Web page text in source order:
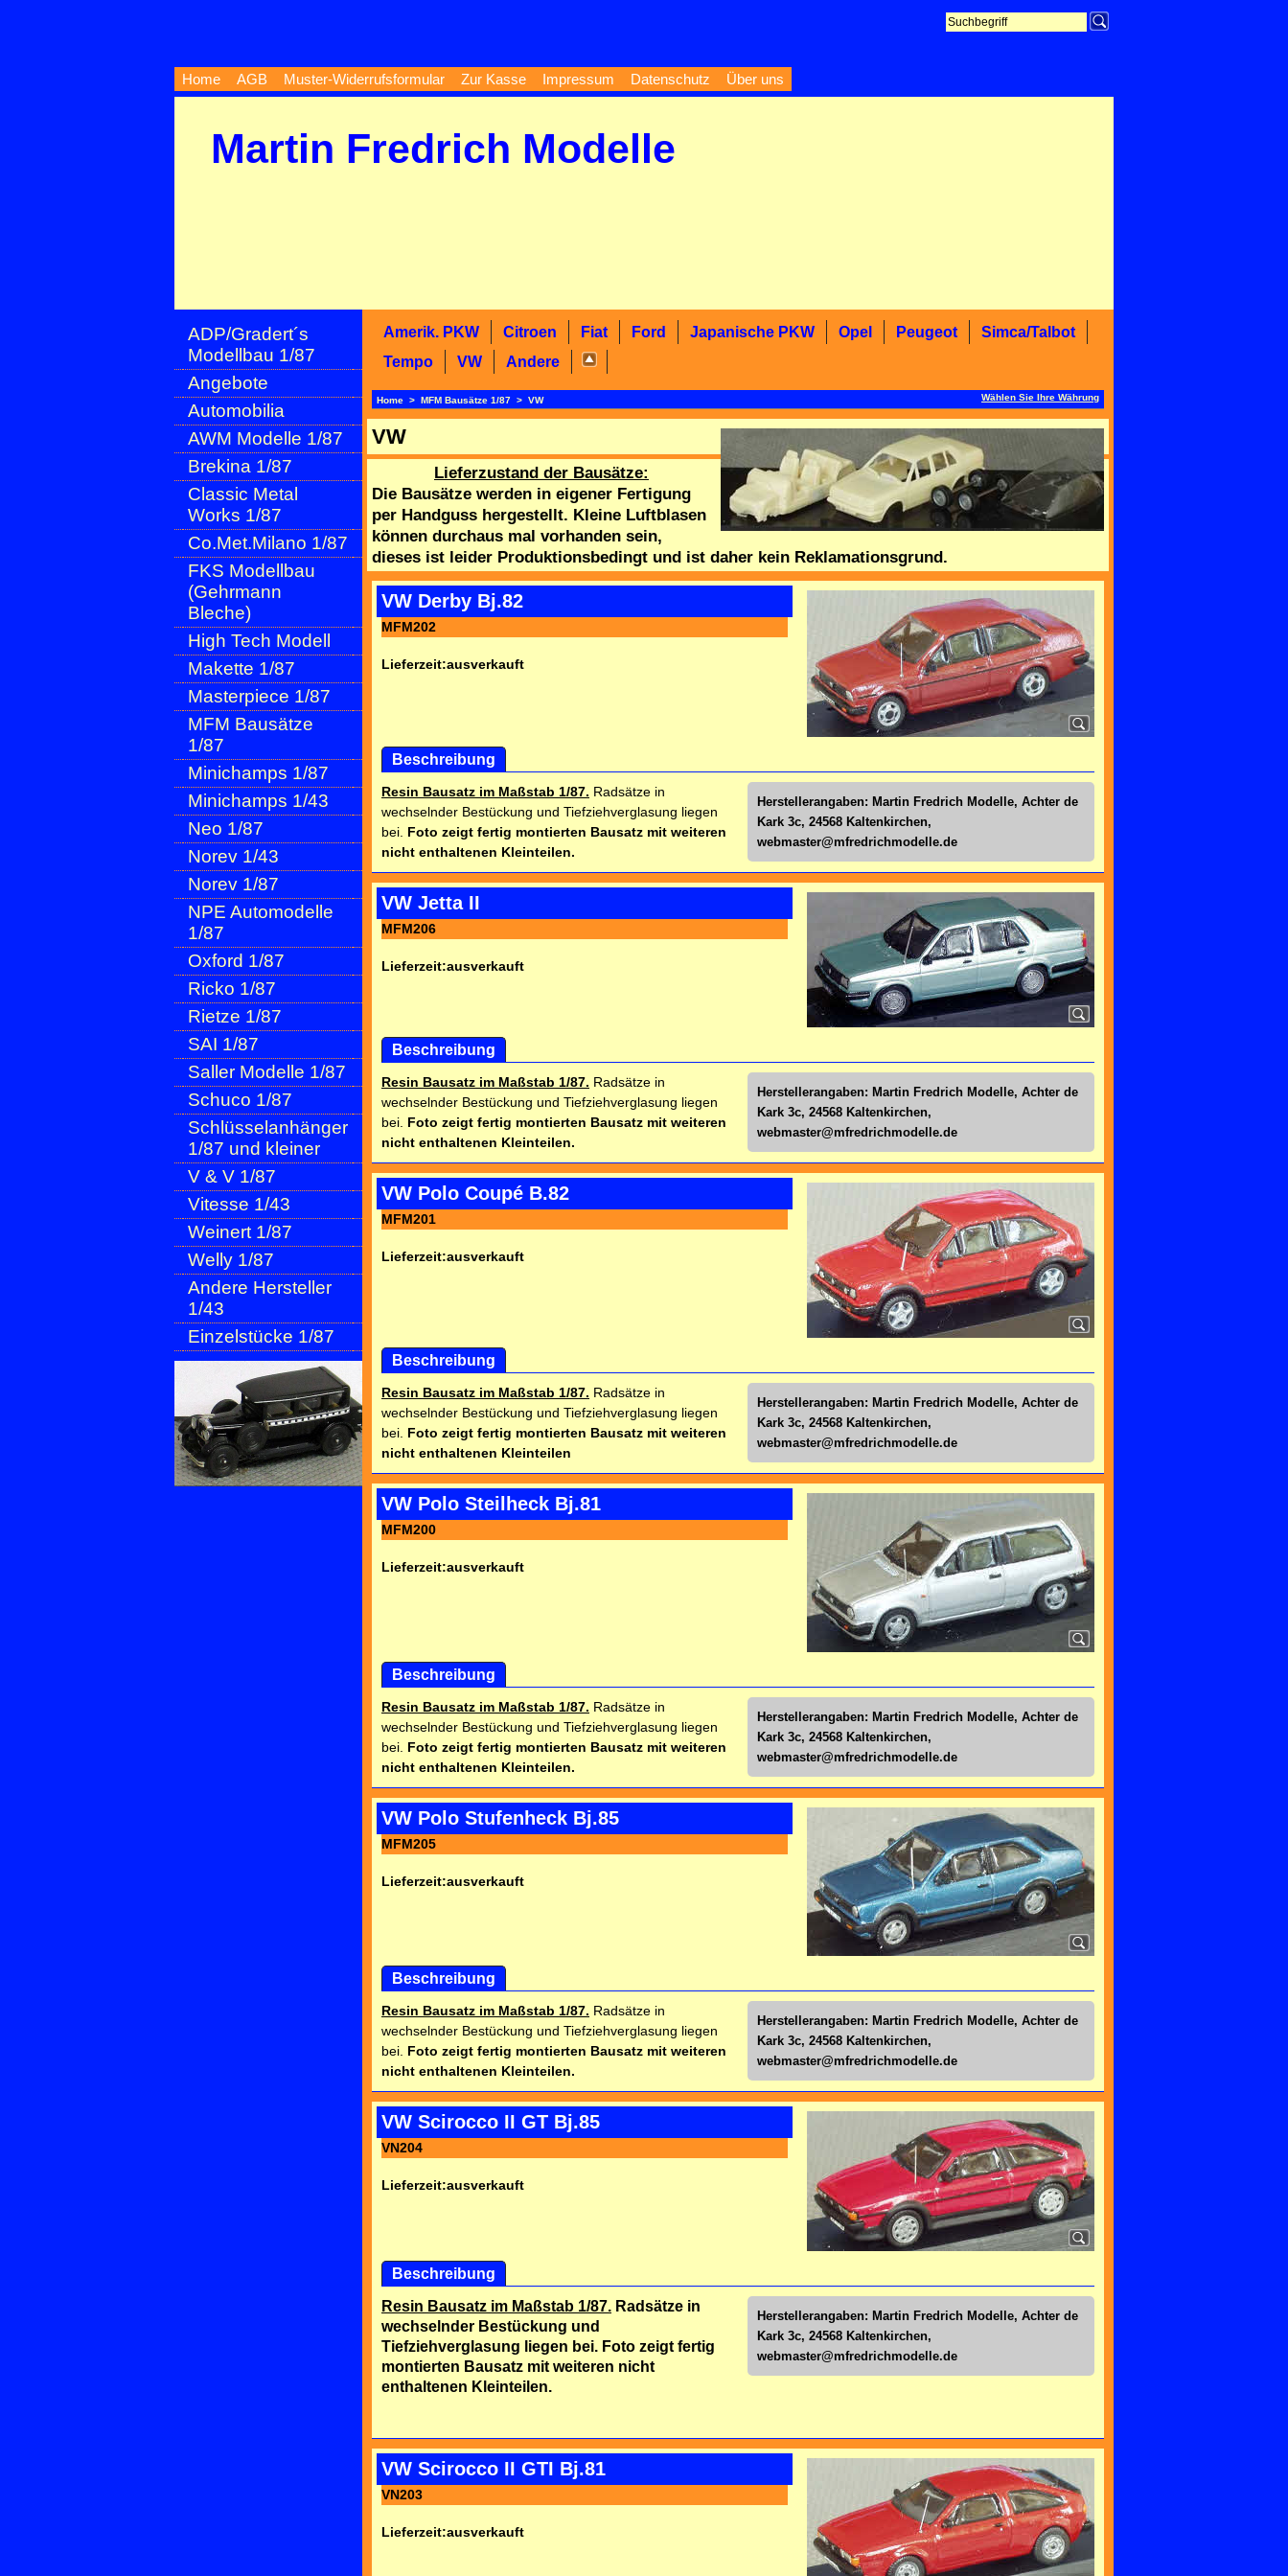
Martin Fredrich Modelle
Home AGB Muster-Widerrufsformular Zur Kasse Impressum Datenschutz Über uns
ADP/Gradert´s
Modellbau 1/87
Angebote
Automobilia
AWM Modelle 1/87
Brekina 1/87
Classic Metal
Works 1/87
Co.Met.Milano 1/87
FKS Modellbau
(Gehrmann
Bleche)
High Tech Modell
Makette 1/87
Masterpiece 1/87
MFM Bausätze
1/87
Minichamps 1/87
Minichamps 1/43
Neo 1/87
Norev 1/43
Norev 1/87
NPE Automodelle
1/87
Oxford 1/87
Ricko 1/87
Rietze 1/87
SAI 1/87
Saller Modelle 1/87
Schuco 1/87
Schlüsselanhänger
1/87 und kleiner
V & V 1/87
Vitesse 1/43
Weinert 1/87
Welly 1/87
Andere Hersteller
1/43
Einzelstücke 1/87
Amerik. PKW Citroen Fiat Ford Japanische PKW Opel Peugeot
Simca/Talbot
Tempo
VW Andere
Home > MFM Bausätze 1/87 > VW Wählen Sie Ihre Währung
VW
Lieferzustand der Bausätze:
Die Bausätze werden in eigener Fertigung
per Handguss hergestellt. Kleine Luftblasen
können durchaus mal vorhanden sein,
dieses ist leider Produktionsbedingt und ist daher kein Reklamationsgrund.
VW Derby Bj.82
MFM202
Lieferzeit:ausverkauft
Beschreibung
Herstellerangaben: Martin Fredrich Modelle, Achter de
Kark 3c, 24568 Kaltenkirchen,
webmaster@mfredrichmodelle.de
Resin Bausatz im Maßstab 1/87. Radsätze in
wechselnder Bestückung und Tiefziehverglasung liegen
bei. Foto zeigt fertig montierten Bausatz mit weiteren
nicht enthaltenen Kleinteilen.
VW Jetta II
MFM206
Lieferzeit:ausverkauft
Beschreibung
Herstellerangaben: Martin Fredrich Modelle, Achter de
Kark 3c, 24568 Kaltenkirchen,
webmaster@mfredrichmodelle.de
Resin Bausatz im Maßstab 1/87. Radsätze in
wechselnder Bestückung und Tiefziehverglasung liegen
bei. Foto zeigt fertig montierten Bausatz mit weiteren
nicht enthaltenen Kleinteilen.
VW Polo Coupé B.82
MFM201
Lieferzeit:ausverkauft
Beschreibung
Herstellerangaben: Martin Fredrich Modelle, Achter de
Kark 3c, 24568 Kaltenkirchen,
webmaster@mfredrichmodelle.de
Resin Bausatz im Maßstab 1/87. Radsätze in
wechselnder Bestückung und Tiefziehverglasung liegen
bei. Foto zeigt fertig montierten Bausatz mit weiteren
nicht enthaltenen Kleinteilen
VW Polo Steilheck Bj.81
MFM200
Lieferzeit:ausverkauft
Beschreibung
Herstellerangaben: Martin Fredrich Modelle, Achter de
Kark 3c, 24568 Kaltenkirchen,
webmaster@mfredrichmodelle.de
Resin Bausatz im Maßstab 1/87. Radsätze in
wechselnder Bestückung und Tiefziehverglasung liegen
bei. Foto zeigt fertig montierten Bausatz mit weiteren
nicht enthaltenen Kleinteilen.
VW Polo Stufenheck Bj.85
MFM205
Lieferzeit:ausverkauft
Beschreibung
Herstellerangaben: Martin Fredrich Modelle, Achter de
Kark 3c, 24568 Kaltenkirchen,
webmaster@mfredrichmodelle.de
Resin Bausatz im Maßstab 1/87. Radsätze in
wechselnder Bestückung und Tiefziehverglasung liegen
bei. Foto zeigt fertig montierten Bausatz mit weiteren
nicht enthaltenen Kleinteilen.
VW Scirocco II GT Bj.85
VN204
Lieferzeit:ausverkauft
Beschreibung
Herstellerangaben: Martin Fredrich Modelle, Achter de
Kark 3c, 24568 Kaltenkirchen,
webmaster@mfredrichmodelle.de
Resin Bausatz im Maßstab 1/87. Radsätze in
wechselnder Bestückung und
Tiefziehverglasung liegen bei. Foto zeigt fertig
montierten Bausatz mit weiteren nicht
enthaltenen Kleinteilen.
VW Scirocco II GTI Bj.81
VN203
Lieferzeit:ausverkauft